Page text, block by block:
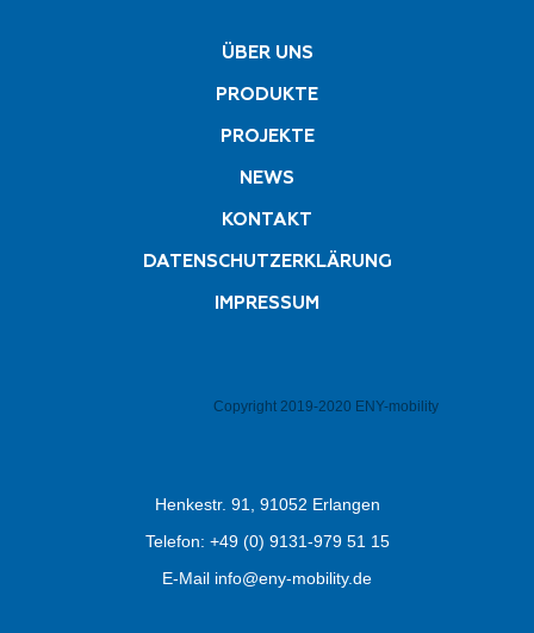
ÜBER UNS
PRODUKTE
PROJEKTE
NEWS
KONTAKT
DATENSCHUTZERKLÄRUNG
IMPRESSUM
Copyright 2019-2020 ENY-mobility
Henkestr. 91, 91052 Erlangen
Telefon: +49 (0) 9131-979 51 15
E-Mail info@eny-mobility.de